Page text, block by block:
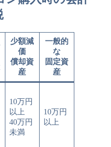
少額減
価
償却資
産
一般的
な
固定資
産
10万円
以上
40万円
未満
10万円
以上